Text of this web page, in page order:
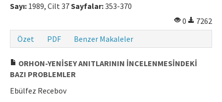
Sayı: 1989, Cilt 37Sayfalar:353-370
0
7262
Özet
PDF Benzer Makaleler
ORHON-YENİSEY ANITLARININ İNCELENMESİNDEKİ
BAZI PROBLEMLER
Ebülfez Recebov